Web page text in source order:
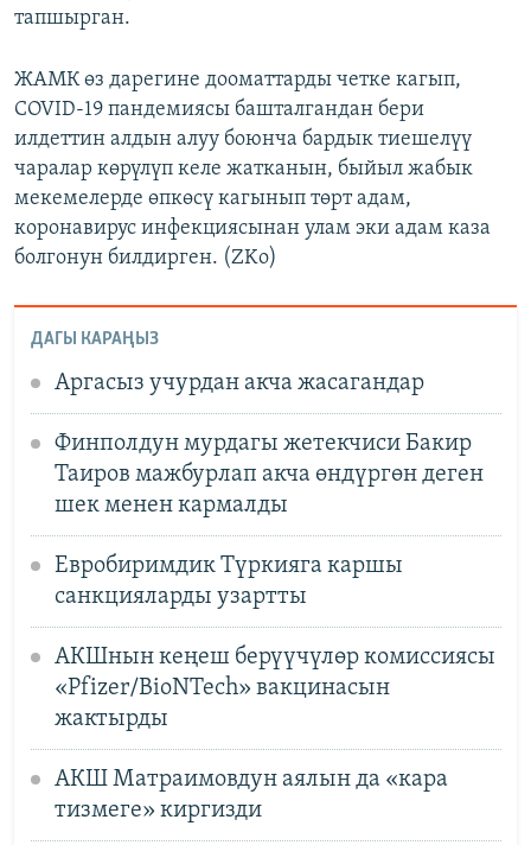
тапшырган.
ЖАМК өз дарегине дооматтарды четке кагып,
COVID-19 пандемиясы башталгандан бери
илдеттин алдын алуу боюнча бардык тиешелүү
чаралар көрүлүп келе жатканын, быйыл жабык
мекемелерде өпкөсү кагынып төрт адам,
коронавирус инфекциясынан улам эки адам каза
болгонун билдирген. (ZKo)
ДАГЫ КАРАҢЫЗ
Аргасыз учурдан акча жасагандар
Финполдун мурдагы жетекчиси Бакир
Таиров мажбурлап акча өндүргөн деген
шек менен кармалды
Евробиримдик Түркияга каршы
санкцияларды узартты
АКШнын кеңеш берүүчүлөр комиссиясы
«Pfizer/BioNTech» вакцинасын
жактырды
АКШ Матраимовдун аялын да «кара
тизмеге» киргизди